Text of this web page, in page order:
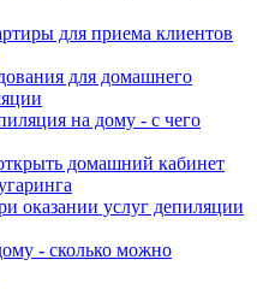
для приема клиентов
для домашнего
на дому - с чего
домашний кабинет
оказании услуг депиляции
- сколько можно